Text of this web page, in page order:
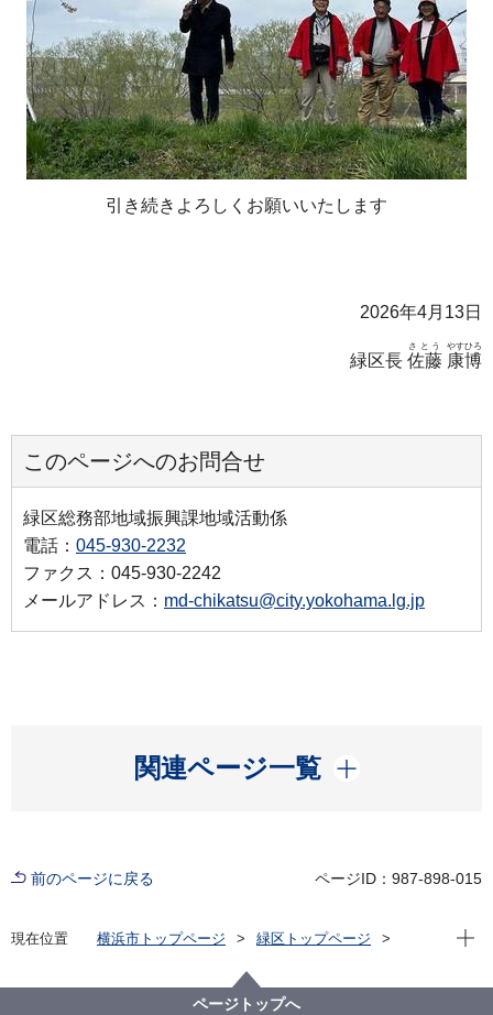
引き続きよろしくお願いいたします
2026年4月13日
緑区長 佐藤
さとう
康博
やすひろ
このページへのお問合せ
緑区総務部地域振興課地域活動係
電話： 045-930-2232
ファクス：045-930-2242
メールアドレス： md-chikatsu@city.yokohama.lg.jp
関連ページ一覧
開く
前のページに戻る ページID：987-898-015
現在位置 横浜市トップページ
緑区トップページ
【第2回】桜の季節が過ぎ行く頃に
現在
ページトップへ